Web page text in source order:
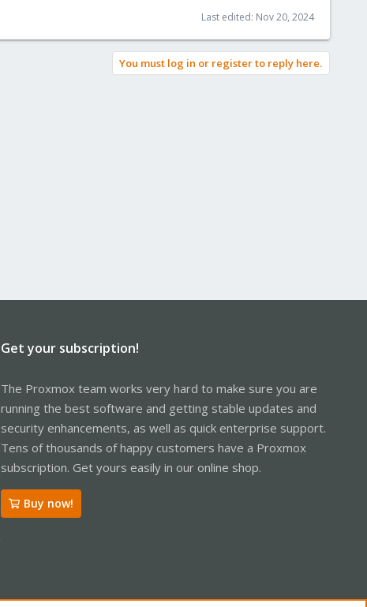
Last edited: Nov 20, 2024
You must log in or register to reply here.
Get your subscription!
The Proxmox team works very hard to make sure you are
running the best software and getting stable updates and
security enhancements, as well as quick enterprise support.
Tens of thousands of happy customers have a Proxmox
subscription. Get yours easily in our online shop.
Buy now!